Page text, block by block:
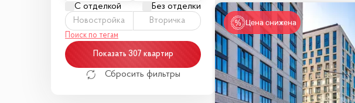
С отделкой Без отделки
Новостройка Вторичка
Поиск по тегам
Показать 307 квартир
Сбросить фильтры
Цена снижена